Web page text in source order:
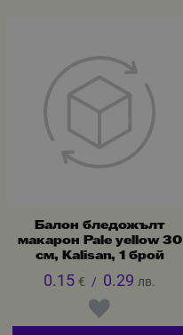
Балон бледожълт
макарон Pale yellow 30
см, Kalisan, 1 брой
0.15 € / 0.29 лв.